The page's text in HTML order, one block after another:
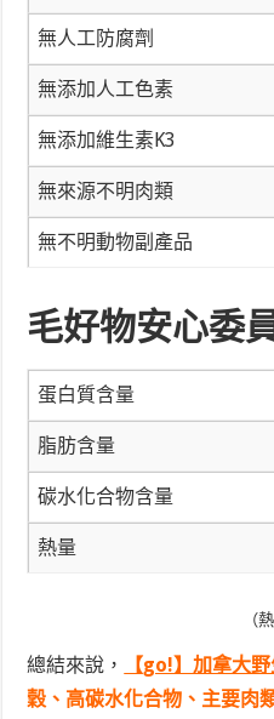
無人工防腐劑
無添加人工色素
無添加維生素K3
無來源不明肉類
無不明動物副產品
毛好物安心委
蛋白質含量
脂肪含量
碳水化合物含量
熱量
（
總結來說， 【go!】加拿大
穀、高碳水化合物、主要肉